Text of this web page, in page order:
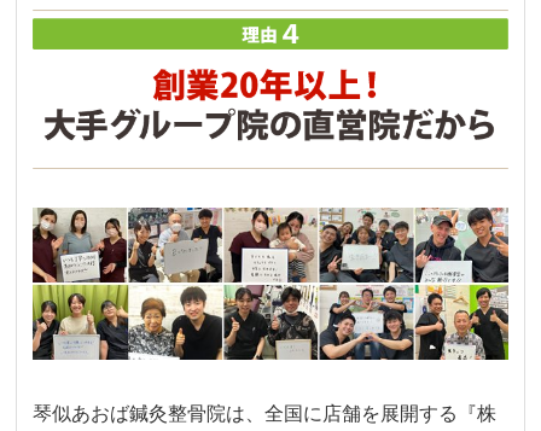
琴似あおば鍼灸整骨院は、全国に店舗を展開する『株